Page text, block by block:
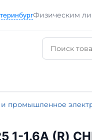
Физическим
и промышленное
1-1.6А (R)